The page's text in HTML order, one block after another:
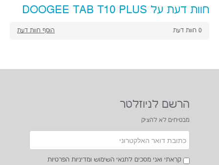
חוות דעת על DOOGEE TAB T10 PLUS
0 חוות דעת הוסף חוות דעת
הרשם לניוזלטר
מבטיחים לא להציק
קראתי ואני מסכים לתנאי השימוש ומדיניות הפרטיות